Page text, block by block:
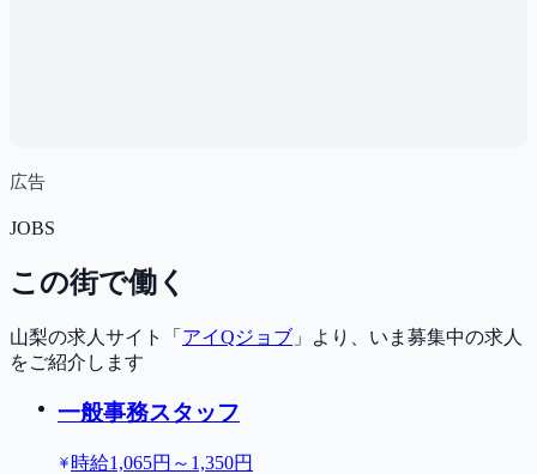
広告
JOBS
この街で働く
山梨の求人サイト「 アイQジョブ 」より、いま募集中の求人
をご紹介します
一般事務スタッフ
時給1,065円～1,350円